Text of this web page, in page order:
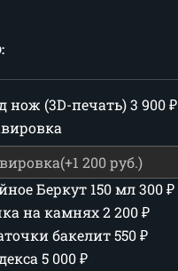
нож (3D-печать)3 900₽
Беркут 150 мл300₽
на камнях2 200₽
бакелит550₽
5 000₽